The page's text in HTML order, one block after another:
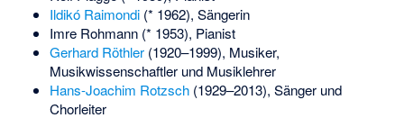
Ildikó Raimondi(* 1962), Sängerin
Imre Rohmann(* 1953), Pianist
Gerhard Röthler(1920–1999), Musiker,
Musikwissenschaftler und Musiklehrer
Hans-Joachim Rotzsch(1929–2013), Sänger und
Chorleiter